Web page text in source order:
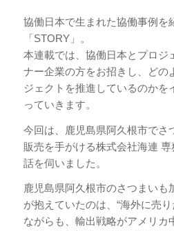
協働日本で生まれた協働事例を
「STORY」。
本連載では、協働日本とプロジ
ナー企業の方をお招きし、どの
ジェクトを推進しているのかを
っていきます。
今回は、鹿児島県阿久根市でさ
販売を手がける株式会社海連
話を伺いました。
鹿児島県阿久根市のさつまいも
が抱えていたのは、“海外に売
ながらも、輸出戦略がアメリカ